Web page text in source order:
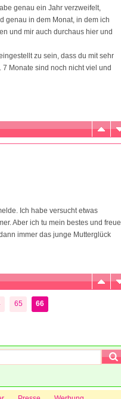
genau ein Jahr verzweifelt,
genau in dem Monat, in dem ich
und mir auch durchaus hier und
zu sein, dass du mit sehr
Monate sind noch nicht viel und
Ich habe versucht etwas
Aber ich tu mein bestes und freue
immer das junge Mutterglück
65 66